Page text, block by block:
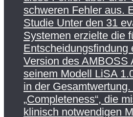
schweren Fehler aus.
Studie Unter den 31
Systemen erzielte die
Entscheidungsfindung
Version des AMBOSS
seinem Modell LiSA
in der
„Completeness“, die
klinisch notwendigen